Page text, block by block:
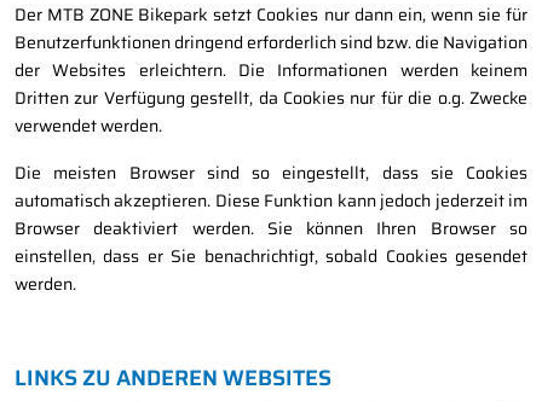
Der MTB ZONE Bikepark setzt Cookies nur dann ein, wenn sie für
Benutzerfunktionen dringend erforderlich sind bzw. die Navigation
der Websites erleichtern. Die Informationen werden keinem
Dritten zur Verfügung gestellt, da Cookies nur für die o.g. Zwecke
verwendet werden.
Die meisten Browser sind so eingestellt, dass sie Cookies
automatisch akzeptieren. Diese Funktion kann jedoch jederzeit im
Browser deaktiviert werden. Sie können Ihren Browser so
einstellen, dass er Sie benachrichtigt, sobald Cookies gesendet
werden.
LINKS ZU ANDEREN WEBSITES